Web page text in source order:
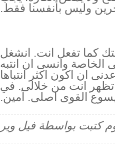
وليس بأنفسنا فقط.
كما تفعل انت. انشغل
الخاصة وانسى ان انتبه
ان اكون اكثر انتباها
تظهر انت من خلالى. في
القوى اصلى. آمين.
كتبت بواسطة فيل وير